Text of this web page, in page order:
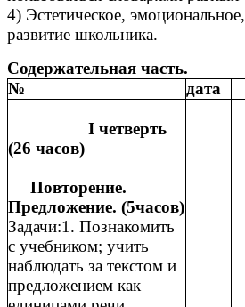
4) Эстетическое,
развитие школьника.
Содержательная часть.
№
дата
I четверть
(26 часов)
Повторение.
Предложение. (5часов)
Задачи:1. Познакомить
с учебником; учить
наблюдать за текстом и
предложением как